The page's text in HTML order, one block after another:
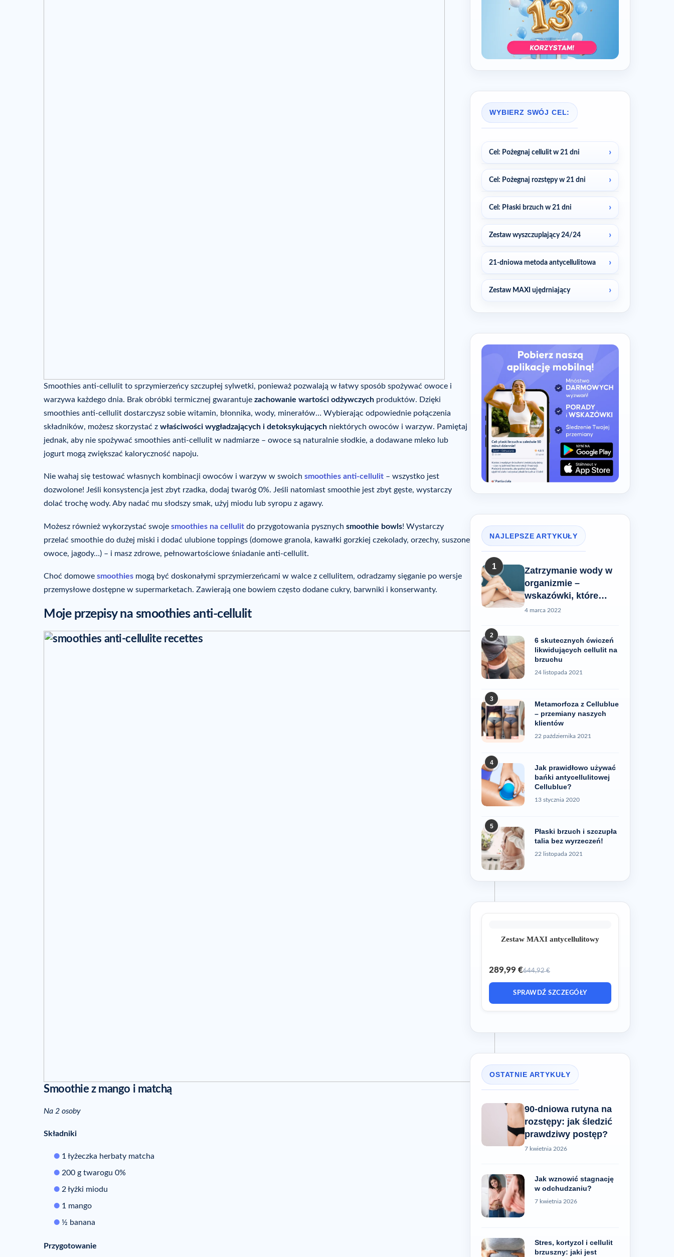
Smoothies anti-cellulit to sprzymierzeńcy szczupłej sylwetki, ponieważ pozwalają w łatwy sposób spożywać owoce i
warzywa każdego dnia. Brak obróbki termicznej gwarantuje zachowanie wartości odżywczych produktów. Dzięki
smoothies anti-cellulit dostarczysz sobie witamin, błonnika, wody, minerałów… Wybierając odpowiednie połączenia
składników, możesz skorzystać z właściwości wygładzających i detoksykujących niektórych owoców i warzyw. Pamiętaj
jednak, aby nie spożywać smoothies anti-cellulit w nadmiarze – owoce są naturalnie słodkie, a dodawane mleko lub
jogurt mogą zwiększać kaloryczność napoju.
Nie wahaj się testować własnych kombinacji owoców i warzyw w swoich smoothies anti-cellulit – wszystko jest
dozwolone! Jeśli konsystencja jest zbyt rzadka, dodaj twaróg 0%. Jeśli natomiast smoothie jest zbyt gęste, wystarczy
dolać trochę wody. Aby nadać mu słodszy smak, użyj miodu lub syropu z agawy.
Możesz również wykorzystać swoje smoothies na cellulit do przygotowania pysznych smoothie bowls! Wystarczy
przelać smoothie do dużej miski i dodać ulubione toppings (domowe granola, kawałki gorzkiej czekolady, orzechy, suszone
owoce, jagody…) – i masz zdrowe, pełnowartościowe śniadanie anti-cellulit.
Choć domowe smoothies mogą być doskonałymi sprzymierzeńcami w walce z cellulitem, odradzamy sięganie po wersje
przemysłowe dostępne w supermarketach. Zawierają one bowiem często dodane cukry, barwniki i konserwanty.
Moje przepisy na smoothies anti-cellulit
Smoothie z mango i matchą
Na 2 osoby
Składniki
1 łyżeczka herbaty matcha
200 g twarogu 0%
2 łyżki miodu
1 mango
½ banana
Przygotowanie
WYBIERZ SWÓJ CEL:
Cel: Pożegnaj cellulit w 21 dni
Cel: Pożegnaj rozstępy w 21 dni
Cel: Płaski brzuch w 21 dni
Zestaw wyszczuplający 24/24
21-dniowa metoda antycellulitowa
Zestaw MAXI ujędrniający
NAJLEPSZE ARTYKUŁY
1
Zatrzymanie wody w
organizmie –
wskazówki, które
pomogą Ci rozwiązać
4 marca 2022
2
6 skutecznych ćwiczeń
likwidujących cellulit na
brzuchu
24 listopada 2021
3
Metamorfoza z Cellublue
– przemiany naszych
klientów
22 października 2021
4
Jak prawidłowo używać
bańki antycellulitowej
Cellublue?
13 stycznia 2020
5
Płaski brzuch i szczupła
talia bez wyrzeczeń!
22 listopada 2021
Zestaw MAXI antycellulitowy
289,99 €644,92 €
SPRAWDŹ SZCZEGÓŁY
OSTATNIE ARTYKUŁY
90-dniowa rutyna na
rozstępy: jak śledzić
prawdziwy postęp?
7 kwietnia 2026
Jak wznowić stagnację
w odchudzaniu?
7 kwietnia 2026
Stres, kortyzol i cellulit
brzuszny: jaki jest